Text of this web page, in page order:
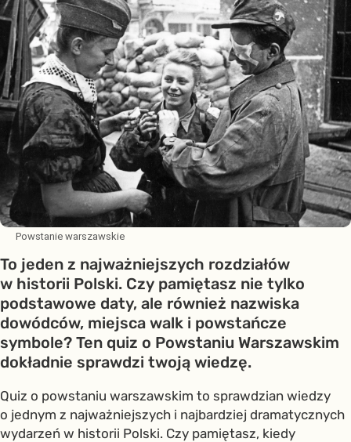
Powstanie warszawskie
To jeden z najważniejszych rozdziałów
w historii Polski. Czy pamiętasz nie tylko
podstawowe daty, ale również nazwiska
dowódców, miejsca walk i powstańcze
symbole? Ten quiz o Powstaniu Warszawskim
dokładnie sprawdzi twoją wiedzę.
Quiz o powstaniu warszawskim to sprawdzian wiedzy
o jednym z najważniejszych i najbardziej dramatycznych
wydarzeń w historii Polski. Czy pamiętasz, kiedy